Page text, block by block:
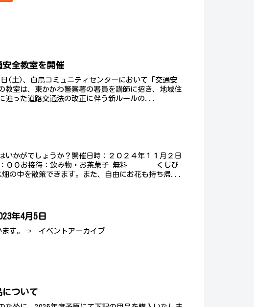
全教室を開催
(土)、白鳥コミュニティセンターにおいて「交通安
教室は、東かがわ警察署の署員を講師に招き、地域住
迫った道路交通法の改正に伴う新ルールの...
いかがでしょうか？開催日時：２０２４年１１月２日
お接待：飲み物・お茶菓子 無料 くじび
の中を散策できます。また、自由にお花も持ち帰...
年4月5日
ます。→ イベントアーカイブ
について